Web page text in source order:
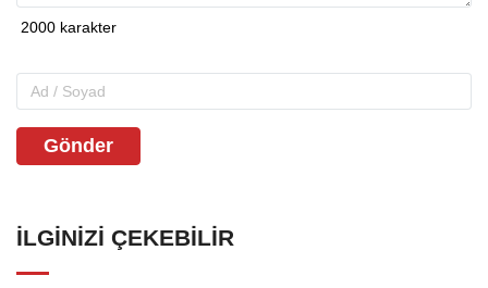
Gönder
İLGINIZI ÇEKEBILIR